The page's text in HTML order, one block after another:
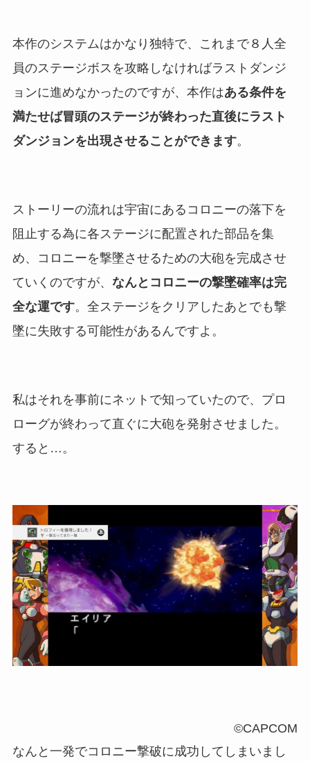
本作のシステムはかなり独特で、これまで８人全
員のステージボスを攻略しなければラストダンジ
ョンに進めなかったのですが、本作はある条件を
満たせば冒頭のステージが終わった直後にラスト
ダンジョンを出現させることができます。
ストーリーの流れは宇宙にあるコロニーの落下を
阻止する為に各ステージに配置された部品を集
め、コロニーを撃墜させるための大砲を完成させ
ていくのですが、 なんとコロニーの撃墜確率は完
全な運です。全ステージをクリアしたあとでも撃
墜に失敗する可能性があるんですよ。
私はそれを事前にネットで知っていたので、プロ
ローグが終わって直ぐに大砲を発射させました。
すると…。
©CAPCOM
なんと一発でコロニー撃破に成功してしまいまし